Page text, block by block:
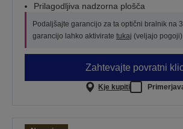
Prilagodljiva nadzorna plošča
Podaljšajte garancijo za ta optični bralnik na
garancijo lahko aktivirate tukaj (veljajo pogoji).
Zahtevajte povratni
Kje kupiti